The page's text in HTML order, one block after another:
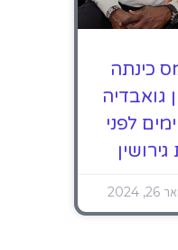
כינתה
גואבדיה
לפני
2024